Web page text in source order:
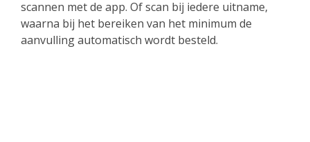
scannen met de app. Of scan bij iedere uitname,
waarna bij het bereiken van het minimum de
aanvulling automatisch wordt besteld.